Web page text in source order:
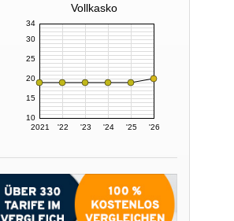
Vollkasko
2021 '22 '23 '24 '25 '26
10
15
20
25
30
34